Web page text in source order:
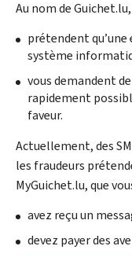
Au nom de
prétendent qu’une
système
vous demandent
rapidement
faveur.
Actuellement, des
les fraudeurs
MyGuichet.lu, que
avez reçu un
devez payer des